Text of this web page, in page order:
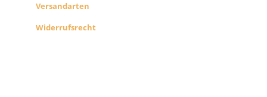
Versandarten
Widerrufsrecht